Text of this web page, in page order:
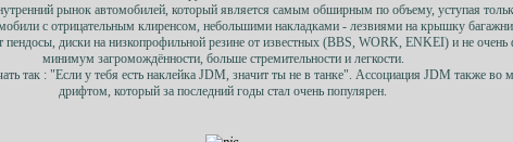
рынок автомобилей, который является самым обширным по объему, уступая
с отрицательным клиренсом, небольшими накладками - лезвиями на крышку
пендосы, диски на низкопрофильной резине от известных (BBS, WORK, ENKEI) и не
минимум загромождённости, больше стремительности и легкости.
так : "Если у тебя есть наклейка JDM, значит ты не в танке". Ассоциация JDM также во
дрифтом, который за последний годы стал очень популярен.